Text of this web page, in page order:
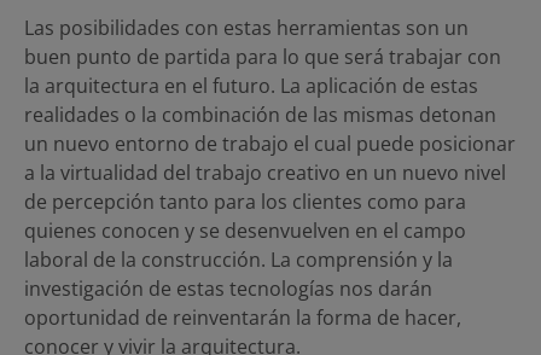
Las posibilidades con estas herramientas son un
buen punto de partida para lo que será trabajar con
la arquitectura en el futuro. La aplicación de estas
realidades o la combinación de las mismas detonan
un nuevo entorno de trabajo el cual puede posicionar
a la virtualidad del trabajo creativo en un nuevo nivel
de percepción tanto para los clientes como para
quienes conocen y se desenvuelven en el campo
laboral de la construcción. La comprensión y la
investigación de estas tecnologías nos darán
oportunidad de reinventarán la forma de hacer,
conocer y vivir la arquitectura.